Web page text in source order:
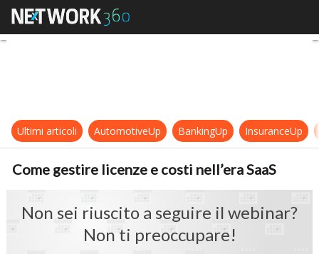
Come gestire licenze e costi
Ultimi articoli AutomotiveUp BankingUp InsuranceUp
Come gestire licenze e costi nell’era SaaS
Non sei riuscito a seguire il webinar?
Non ti preoccupare!